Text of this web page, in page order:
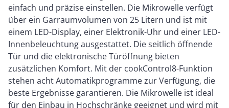
einfach und präzise einstellen. Die Mikrowelle verfügt
über ein Garraumvolumen von 25 Litern und ist mit
einem LED-Display, einer Elektronik-Uhr und einer LED-
Innenbeleuchtung ausgestattet. Die seitlich öffnende
Tür und die elektronische Türöffnung bieten
zusätzlichen Komfort. Mit der cookControl8-Funktion
stehen acht Automatikprogramme zur Verfügung, die
beste Ergebnisse garantieren. Die Mikrowelle ist ideal
für den Einbau in Hochschränke geeignet und wird mit